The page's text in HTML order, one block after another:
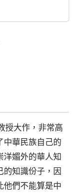
授大作，非常高
中華民族自己的
洋媚外的華人知
的知識份子，因
他們不能算是中